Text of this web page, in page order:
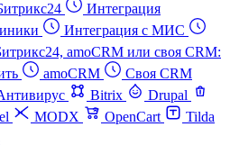
Интеграция
Интеграция с МИС
amoCRM или своя CRM:
amoCRM
Своя CRM
Bitrix
Drupal
MODX OpenCart
Tilda